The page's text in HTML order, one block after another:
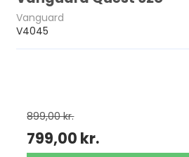
Vanguard
V4045
899,00 kr.
799,00 kr.